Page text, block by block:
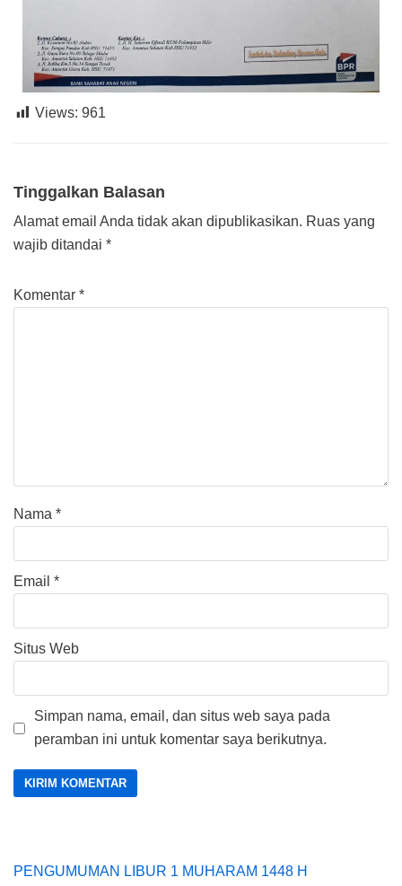
Views: 961
Tinggalkan Balasan
Alamat email Anda tidak akan dipublikasikan. Ruas yang
wajib ditandai *
Komentar *
Nama *
Email *
Situs Web
Simpan nama, email, dan situs web saya pada
peramban ini untuk komentar saya berikutnya.
PENGUMUMAN LIBUR 1 MUHARAM 1448 H